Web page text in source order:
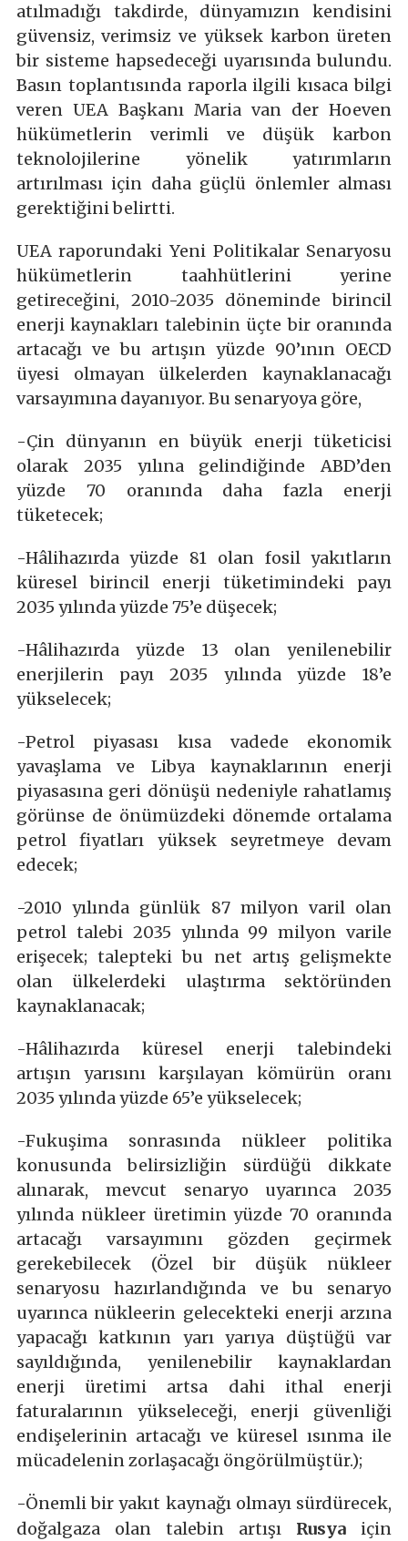
atılmadığı takdirde, dünyamızın kendisini
güvensiz, verimsiz ve yüksek karbon üreten
bir sisteme hapsedeceği uyarısında bulundu.
Basın toplantısında raporla ilgili kısaca bilgi
veren UEA Başkanı Maria van der Hoeven
hükümetlerin verimli ve düşük karbon
teknolojilerine yönelik yatırımların
artırılması için daha güçlü önlemler alması
gerektiğini belirtti.
UEA raporundaki Yeni Politikalar Senaryosu
hükümetlerin taahhütlerini yerine
getireceğini, 2010-2035 döneminde birincil
enerji kaynakları talebinin üçte bir oranında
artacağı ve bu artışın yüzde 90’ının OECD
üyesi olmayan ülkelerden kaynaklanacağı
varsayımına dayanıyor. Bu senaryoya göre,
-Çin dünyanın en büyük enerji tüketicisi
olarak 2035 yılına gelindiğinde ABD’den
yüzde 70 oranında daha fazla enerji
tüketecek;
-Hâlihazırda yüzde 81 olan fosil yakıtların
küresel birincil enerji tüketimindeki payı
2035 yılında yüzde 75’e düşecek;
-Hâlihazırda yüzde 13 olan yenilenebilir
enerjilerin payı 2035 yılında yüzde 18’e
yükselecek;
-Petrol piyasası kısa vadede ekonomik
yavaşlama ve Libya kaynaklarının enerji
piyasasına geri dönüşü nedeniyle rahatlamış
görünse de önümüzdeki dönemde ortalama
petrol fiyatları yüksek seyretmeye devam
edecek;
-2010 yılında günlük 87 milyon varil olan
petrol talebi 2035 yılında 99 milyon varile
erişecek; talepteki bu net artış gelişmekte
olan ülkelerdeki ulaştırma sektöründen
kaynaklanacak;
-Hâlihazırda küresel enerji talebindeki
artışın yarısını karşılayan kömürün oranı
2035 yılında yüzde 65’e yükselecek;
-Fukuşima sonrasında nükleer politika
konusunda belirsizliğin sürdüğü dikkate
alınarak, mevcut senaryo uyarınca 2035
yılında nükleer üretimin yüzde 70 oranında
artacağı varsayımını gözden geçirmek
gerekebilecek (Özel bir düşük nükleer
senaryosu hazırlandığında ve bu senaryo
uyarınca nükleerin gelecekteki enerji arzına
yapacağı katkının yarı yarıya düştüğü var
sayıldığında, yenilenebilir kaynaklardan
enerji üretimi artsa dahi ithal enerji
faturalarının yükseleceği, enerji güvenliği
endişelerinin artacağı ve küresel ısınma ile
mücadelenin zorlaşacağı öngörülmüştür.);
-Önemli bir yakıt kaynağı olmayı sürdürecek,
doğalgaza olan talebin artışı Rusya için